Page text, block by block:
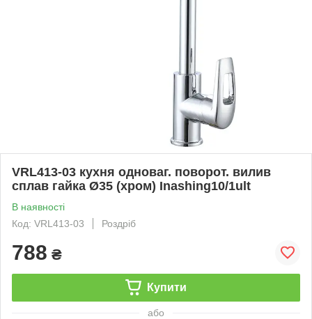
VRL413-03 кухня одноваг. поворот. вилив
сплав гайка Ø35 (хром) Inashing10/1ult
В наявності
Код: VRL413-03
Роздріб
788 ₴
Купити
або